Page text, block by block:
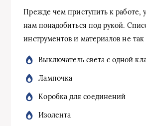
Прежде чем приступить к работе,
нам понадобиться под рукой.
инструментов и материалов не так
Выключатель света с одной
Лампочка
Коробка для соединений
Изолента